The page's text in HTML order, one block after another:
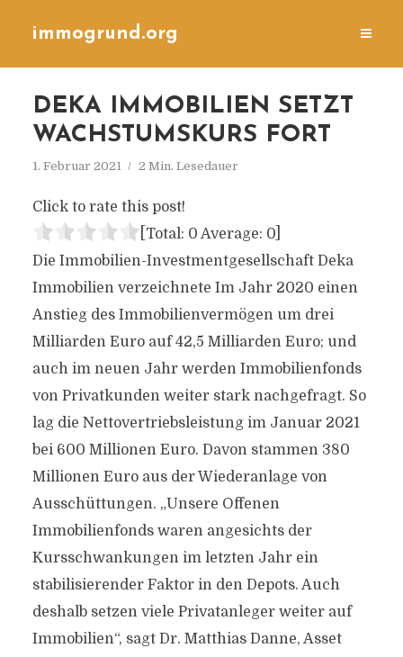
immogrund.org
DEKA IMMOBILIEN SETZT
WACHSTUMSKURS FORT
1. Februar 2021 2 Min. Lesedauer
Click to rate this post!
[Total: 0 Average: 0]
Die Immobilien-Investmentgesellschaft Deka
Immobilien verzeichnete Im Jahr 2020 einen
Anstieg des Immobilienvermögen um drei
Milliarden Euro auf 42,5 Milliarden Euro; und
auch im neuen Jahr werden Immobilienfonds
von Privatkunden weiter stark nachgefragt. So
lag die Nettovertriebsleistung im Januar 2021
bei 600 Millionen Euro. Davon stammen 380
Millionen Euro aus der Wiederanlage von
Ausschüttungen. „Unsere Offenen
Immobilienfonds waren angesichts der
Kursschwankungen im letzten Jahr ein
stabilisierender Faktor in den Depots. Auch
deshalb setzen viele Privatanleger weiter auf
Immobilien“, sagt Dr. Matthias Danne, Asset